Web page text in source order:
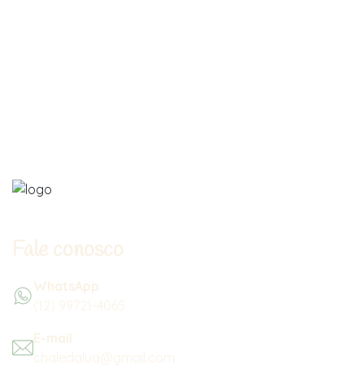
Fale conosco
WhatsApp
(12) 99721-4065
E-mail
chaledalua@gmail.com